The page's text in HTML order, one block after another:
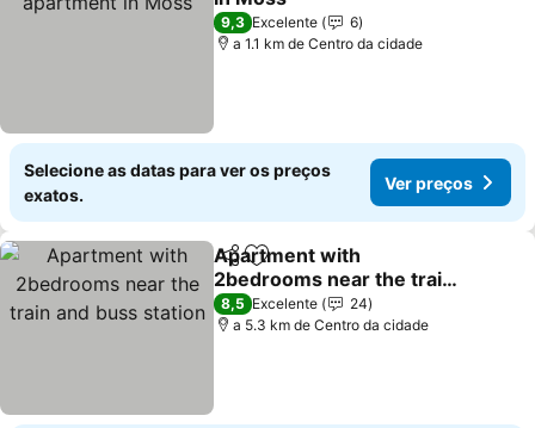
Ver preços
9,3 Excelente
6
a 1.1 km de Centro da cidade
Selecione as datas para ver os preços
exatos.
Ver preços
PartilharAdicionar aos favoritos
Apartment with
2bedrooms near the train
and buss station
Ver preços
8,5 Excelente
24
a 5.3 km de Centro da cidade